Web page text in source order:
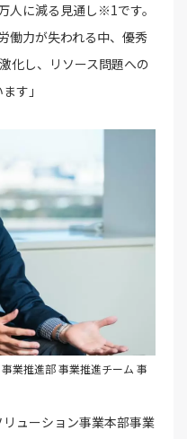
人に減る見通し※1です。
働力が失われる中、優秀
化し、リソース問題への
す」
業推進部 事業推進チーム 事
ューション事業本部事業